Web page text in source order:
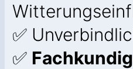
✅
✅